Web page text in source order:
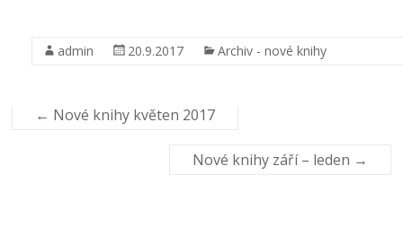
admin 20.9.2017 Archiv - nové knihy
← Nové knihy květen 2017
Nové knihy září – leden →